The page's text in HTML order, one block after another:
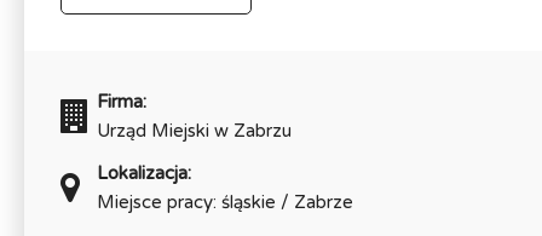
Firma:
Urząd Miejski w Zabrzu
Lokalizacja:
Miejsce pracy: śląskie / Zabrze